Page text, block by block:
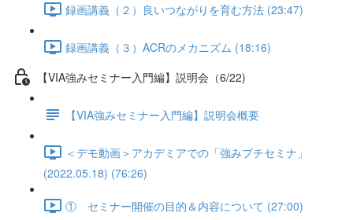
録画講義（２）良いつながりを育む方法 (23:47)
録画講義（３）ACRのメカニズム (18:16)
【VIA強みセミナー入門編】説明会（6/22)
【VIA強みセミナー入門編】説明会概要
＜デモ動画＞アカデミアでの「強みプチセミナ」
(2022.05.18) (76:26)
① セミナー開催の目的＆内容について (27:00)